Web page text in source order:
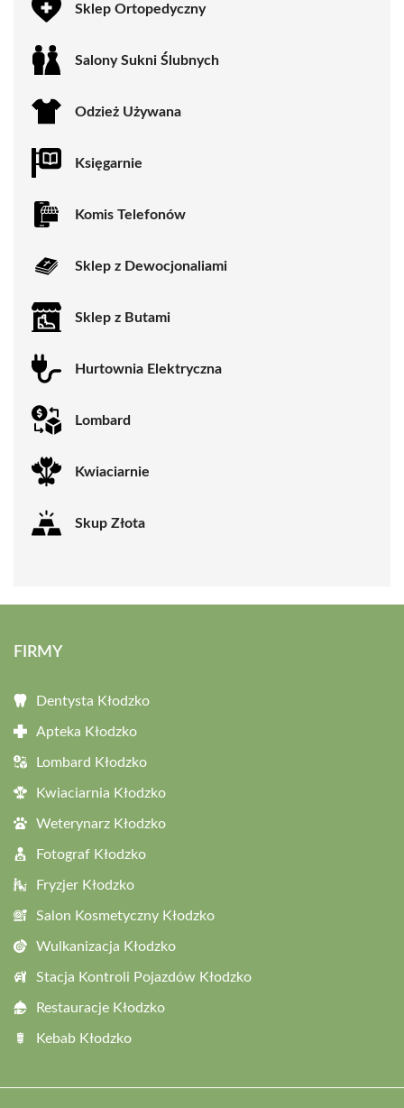
Sklep Ortopedyczny
Salony Sukni Ślubnych
Odzież Używana
Księgarnie
Komis Telefonów
Sklep z Dewocjonaliami
Sklep z Butami
Hurtownia Elektryczna
Lombard
Kwiaciarnie
Skup Złota
FIRMY
Dentysta Kłodzko
Apteka Kłodzko
Lombard Kłodzko
Kwiaciarnia Kłodzko
Weterynarz Kłodzko
Fotograf Kłodzko
Fryzjer Kłodzko
Salon Kosmetyczny Kłodzko
Wulkanizacja Kłodzko
Stacja Kontroli Pojazdów Kłodzko
Restauracje Kłodzko
Kebab Kłodzko